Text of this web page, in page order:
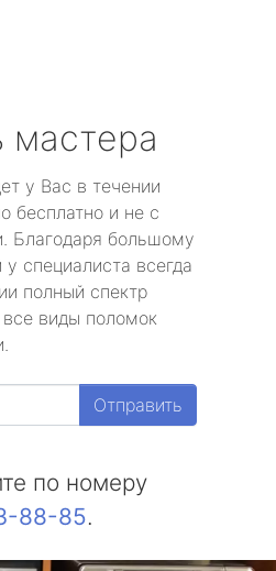
мастера
у Вас в течении
бесплатно и не с
Благодаря большому
специалиста всегда
полный спектр
виды поломок
Отправить
по номеру
88-85.